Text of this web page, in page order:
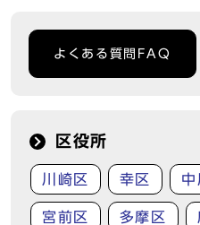
よくある質問FAQ
区役所
川崎区 幸区 中
宮前区 多摩区